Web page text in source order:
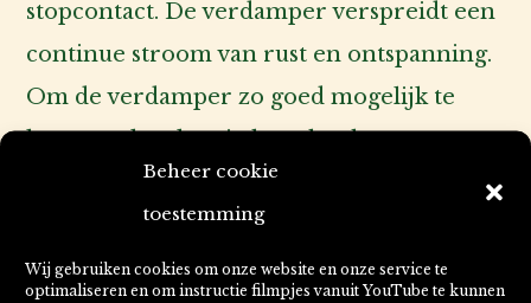
Beheer cookie
toestemming
Wij gebruiken cookies om onze website en onze service te
optimaliseren en om instructie filmpjes vanuit YouTube te kunnen
stopcontact. De verdamper verspreidt een
continue stroom van rust en ontspanning.
Om de verdamper zo goed mogelijk te
laten werken kun je hem het beste
plaatsen op een tochtvrije plaats.
Spray de Pet Remedy spray in de mand of
op het kussen van je huisdier om een veilig